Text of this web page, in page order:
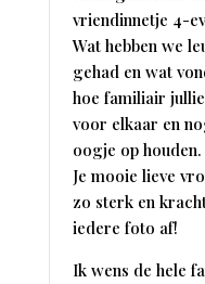
vriendinnetje 4-
Wat hebben we
gehad en wat
hoe familiair
voor elkaar en
oogje op houden.
Je mooie lieve
zo sterk en
iedere foto af!
Ik wens de hele